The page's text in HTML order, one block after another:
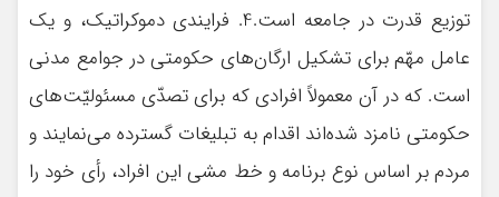
توزيع قدرت در جامعه است.4. فرایندی دموکراتیک، و یک
عامل مهّم برای تشکیل ارگان‌های حکومتی در جوامع مدنی
است. که در آن معمولاً افرادی که برای تصدّی مسئولیّت‌های
حکومتی نامزد شده‌اند اقدام به تبلیغات گسترده می‌نمایند و
مردم بر اساس نوع برنامه و خط مشی این افراد، رأی خود را